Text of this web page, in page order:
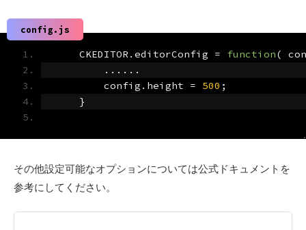
config.js
    CKEDITOR
. editorConfig = function(
......
        config
. height = 500 ;
}
その他設定可能なオプションについては公式ドキュメントを
参考にしてください。